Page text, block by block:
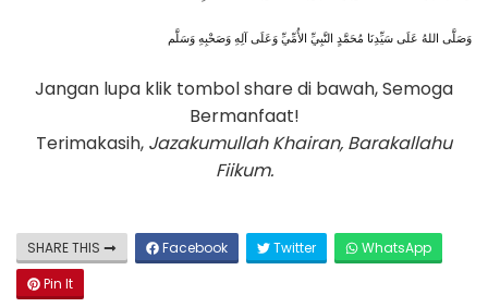
وَصَلَّى اللهُ عَلَى سَيِّدِنَا مُحَمَّدٍ النَّبِيِّ الأُمِّيِّ وَعَلَى آلِهِ وَصَحْبِهِ وَسَلَّم
Jangan lupa klik tombol share di bawah, Semoga
Bermanfaat!
Terimakasih, Jazakumullah Khairan, Barakallahu
Fiikum.
SHARE THIS Facebook Twitter
WhatsApp
Pin It